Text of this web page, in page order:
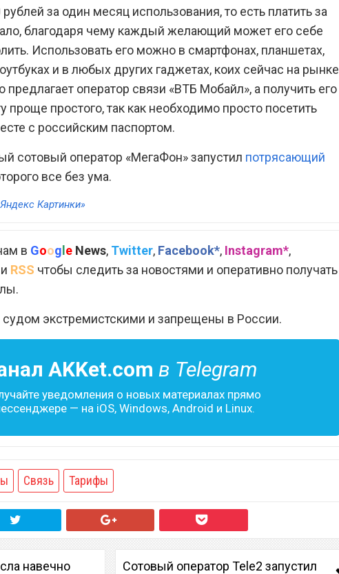
за один месяц использования, то есть платить за
благодаря чему каждый желающий может его себе
Использовать его можно в смартфонах, планшетах,
и в любых других гаджетах, коих сейчас на рынке
предлагает оператор связи «ВТБ Мобайл», а получить его
проще простого, так как необходимо просто посетить
с российским паспортом.
сотовый оператор «МегаФон» запустил потрясающий
все без ума.
Картинки»
в Google News, Twitter, Facebook*, Instagram*,
и RSS чтобы следить за новостями и оперативно получать
экстремистскими и запрещены в России.
AKKet.com в Telegram
уведомления о новых материалах прямо
— на iOS, Windows, Android и Linux.
Связь Тарифы
навечно
Сотовый оператор Tele2 запустил